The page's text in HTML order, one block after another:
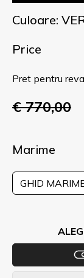
Culoare:
Price
Pret pentru
€ 770,00
Marime
GHID